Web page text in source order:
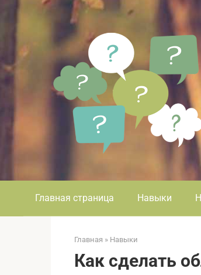
Главная страница Навыки
Главная » Навыки
Как сделать